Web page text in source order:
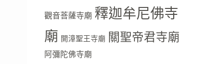
觀音菩薩寺廟 釋迦牟尼佛寺
廟 開漳聖王寺廟 關聖帝君寺廟
阿彌陀佛寺廟